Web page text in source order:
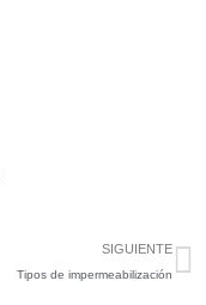
SIGUIENTE
Tipos de impermeabilización